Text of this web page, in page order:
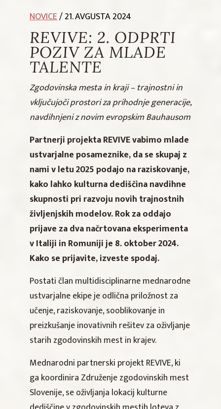
NOVICE/ 21. AVGUSTA 2024
REVIVE: 2. ODPRTI
POZIV ZA MLADE
TALENTE
Zgodovinska mesta in kraji – trajnostni in
vključujoči prostori za prihodnje generacije,
navdihnjeni z novim evropskim Bauhausom
Partnerji projekta REVIVE vabimo mlade
ustvarjalne posameznike, da se skupaj z
nami v letu 2025 podajo na raziskovanje,
kako lahko kulturna dediščina navdihne
skupnosti pri razvoju novih trajnostnih
življenjskih modelov. Rok za oddajo
prijave za dva načrtovana eksperimenta
v Italiji in Romuniji je 8. oktober 2024.
Kako se prijavite, izveste spodaj.
Postati član multidisciplinarne mednarodne
ustvarjalne ekipe je odlična priložnost za
učenje, raziskovanje, sooblikovanje in
preizkušanje inovativnih rešitev za oživljanje
starih zgodovinskih mest in krajev.
Mednarodni partnerski projekt REVIVE, ki
ga koordinira Združenje zgodovinskih mest
Slovenije, se oživljanja lokacij kulturne